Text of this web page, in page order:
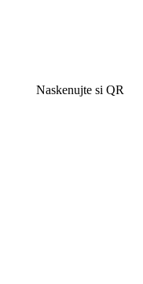
Naskenujte si QR